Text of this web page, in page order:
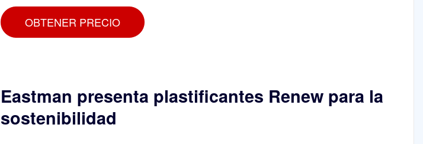
OBTENER PRECIO
Eastman presenta plastificantes Renew para la
sostenibilidad